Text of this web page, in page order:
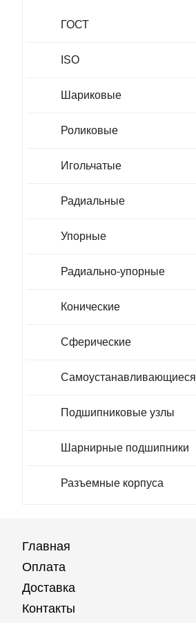
ГОСТ
ISO
Шариковые
Роликовые
Игольчатые
Радиальные
Упорные
Радиально-упорные
Конические
Сферические
Самоустанавливающиеся
Подшипниковые узлы
Шарнирные подшипники
Разъемные корпуса
Главная
Оплата
Доставка
Контакты